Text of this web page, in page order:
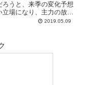
うと、来季の変化予想
場になり、主力の放出
2019.05.09